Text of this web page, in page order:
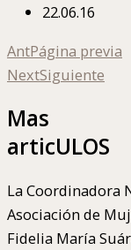
22.06.16
AntPágina previa
NextSiguiente
Mas
articULOS
La Coordinadora
Asociación de
Fidelia María